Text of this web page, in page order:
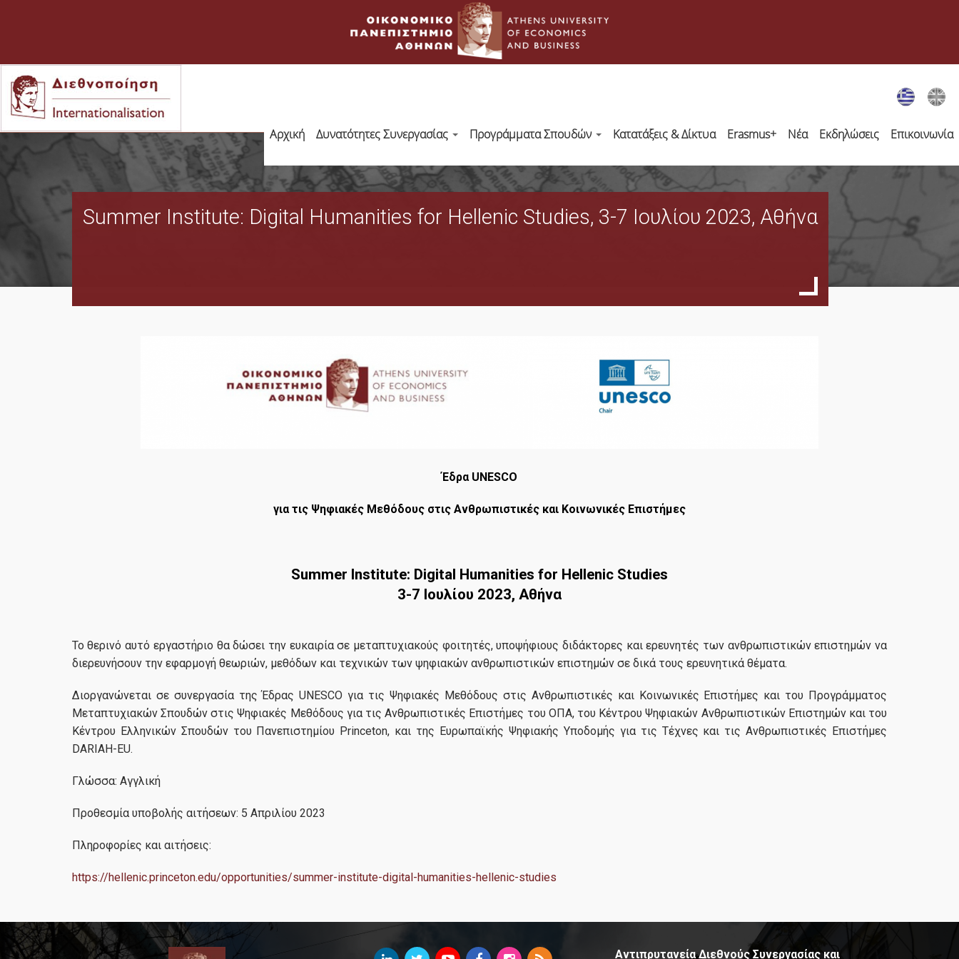
Αρχική Δυνατότητες Συνεργασίας Προγράμματα Σπουδών Κατατάξεις & Δίκτυα Erasmus+ Νέα Εκδηλώσεις Επικοινωνία
Summer Institute: Digital Humanities for Hellenic Studies, 3-7 Ιουλίου 2023, Αθήνα
Έδρα UNESCO
για τις Ψηφιακές Μεθόδους στις Ανθρωπιστικές και Κοινωνικές Επιστήμες
Summer Institute: Digital Humanities for Hellenic Studies
3-7 Ιουλίου 2023, Αθήνα
Το θερινό αυτό εργαστήριο θα δώσει την ευκαιρία σε μεταπτυχιακούς φοιτητές, υποψήφιους διδάκτορες και ερευνητές των ανθρωπιστικών επιστημών να
διερευνήσουν την εφαρμογή θεωριών, μεθόδων και τεχνικών των ψηφιακών ανθρωπιστικών επιστημών σε δικά τους ερευνητικά θέματα.
Διοργανώνεται σε συνεργασία της Έδρας UNESCO για τις Ψηφιακές Μεθόδους στις Ανθρωπιστικές και Κοινωνικές Επιστήμες και του Προγράμματος
Μεταπτυχιακών Σπουδών στις Ψηφιακές Μεθόδους για τις Ανθρωπιστικές Επιστήμες του ΟΠΑ, του Κέντρου Ψηφιακών Ανθρωπιστικών Επιστημών και του
Κέντρου Ελληνικών Σπουδών του Πανεπιστημίου Princeton, και της Ευρωπαϊκής Ψηφιακής Υποδομής για τις Τέχνες και τις Ανθρωπιστικές Επιστήμες
DARIAH-EU.
Γλώσσα: Αγγλική
Προθεσμία υποβολής αιτήσεων: 5 Απριλίου 2023
Πληροφορίες και αιτήσεις:
https://hellenic.princeton.edu/opportunities/summer-institute-digital-humanities-hellenic-studies
Αντιπρυτανεία Διεθνούς Συνεργασίας και